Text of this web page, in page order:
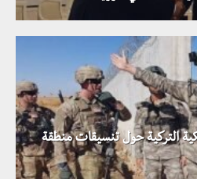
التركية حول تنسيقات منطقة